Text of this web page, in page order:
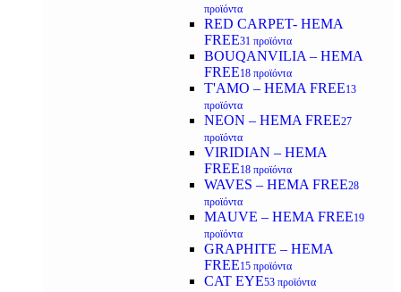
προϊόντα
RED CARPET- HEMA
FREE31 προϊόντα
BOUQANVILIA – HEMA
FREE18 προϊόντα
T'AMO – HEMA FREE13
προϊόντα
NEON – HEMA FREE27
προϊόντα
VIRIDIAN – HEMA
FREE18 προϊόντα
WAVES – HEMA FREE28
προϊόντα
MAUVE – HEMA FREE19
προϊόντα
GRAPHITE – HEMA
FREE15 προϊόντα
CAT EYE53 προϊόντα